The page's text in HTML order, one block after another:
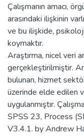
Çalışmanın amacı,
arasındaki ilişkinin
ve bu ilişkide,
koymaktır.
Araştırma, nicel veri
gerçekleştirilmiştir.
bulunan, hizmet
üzerinde elde edilen
uygulanmıştır.
SPSS 23, Process
V3.4.1. by Andrew